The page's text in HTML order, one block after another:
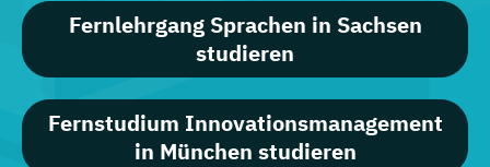
Fernlehrgang Sprachen in Sachsen
studieren
Fernstudium Innovationsmanagement
in München studieren